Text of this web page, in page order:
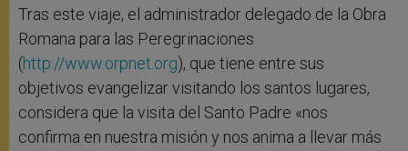
Tras este viaje, el administrador delegado de la Obra
Romana para las Peregrinaciones
(http://www.orpnet.org), que tiene entre sus
objetivos evangelizar visitando los santos lugares,
considera que la visita del Santo Padre «nos
confirma en nuestra misión y nos anima a llevar más